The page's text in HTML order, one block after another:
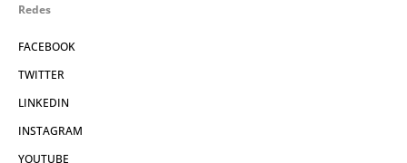
Redes
FACEBOOK
TWITTER
LINKEDIN
INSTAGRAM
YOUTUBE